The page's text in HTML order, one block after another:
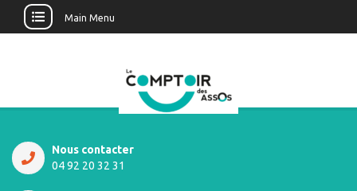
Main Menu
Nous contacter
04 92 20 32 31